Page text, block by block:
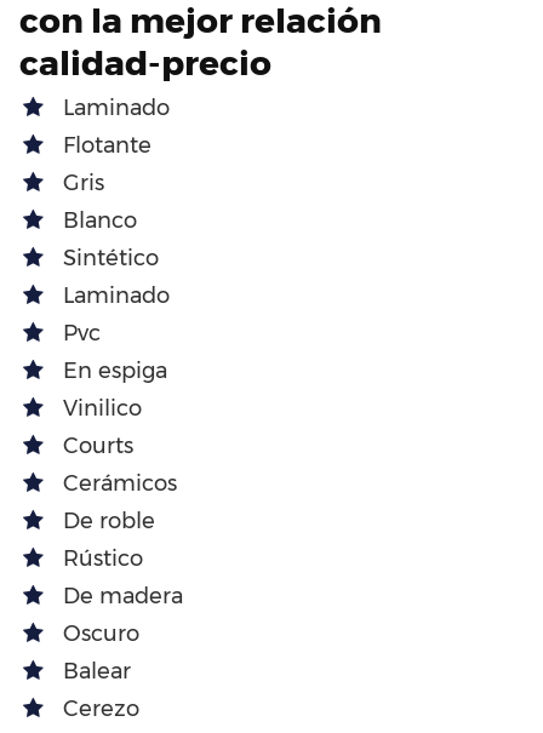
con la mejor relación
calidad-precio
Laminado
Flotante
Gris
Blanco
Sintético
Laminado
Pvc
En espiga
Vinilico
Courts
Cerámicos
De roble
Rústico
De madera
Oscuro
Balear
Cerezo